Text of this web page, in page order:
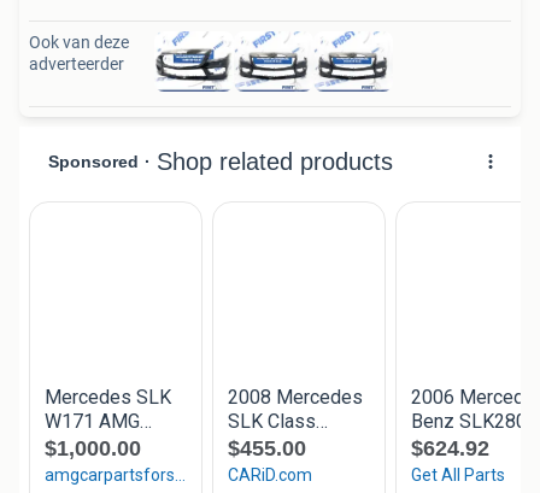
Ook van deze
adverteerder